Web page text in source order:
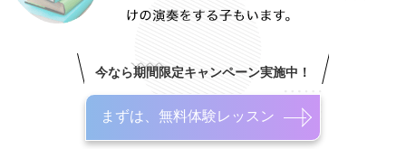
今なら期間限定キャンペーン実施中！
まずは、無料体験レッスン